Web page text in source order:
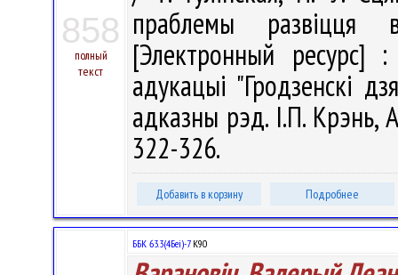
858
полный
текст
праблемы развіцця
[Электронный ресурс]
адукацыі "Гродзенскі
адказны рэд. I.П. Крэнь,
322-326.
Добавить в корзину Подробнее
ББК 63.3(4Беі)-7К90